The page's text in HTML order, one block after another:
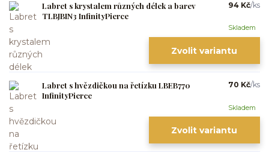
Labret s krystalem různých délek a barev
TLBJBIN3 InfinityPierce
94 Kč/ks
Skladem
Zvolit variantu
Labret s hvězdičkou na řetízku LBEB770
InfinityPierce
70 Kč/ks
Skladem
Zvolit variantu